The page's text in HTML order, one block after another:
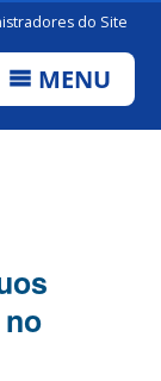
do Site
MENU